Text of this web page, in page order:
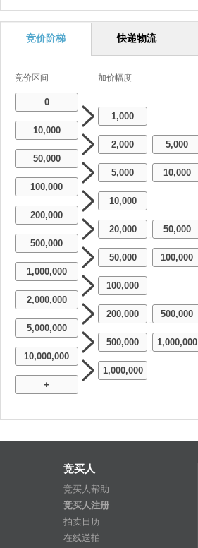
竞价阶梯 快递物流
竞价区间 加价幅度
0
1,000
10,000
2,000
5,000
50,000
5,000
10,000
100,000
10,000
200,000
20,000
50,000
500,000
50,000
100,000
1,000,000
100,000
2,000,000
200,000
500,000
5,000,000
500,000
1,000,000
10,000,000
1,000,000
+
竞买人
竞买人帮助
竞买人注册
拍卖日历
在线送拍